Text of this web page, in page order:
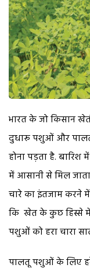
भारत के जो किसान
दुधारू पशुओं और
होना पड़ता है. बारिश
में आसानी से मिल
चारे का इंतजाम करने
कि खेत के कुछ हिस्से में
पशुओं को हरा चारा
पालतू पशुओं के लिए